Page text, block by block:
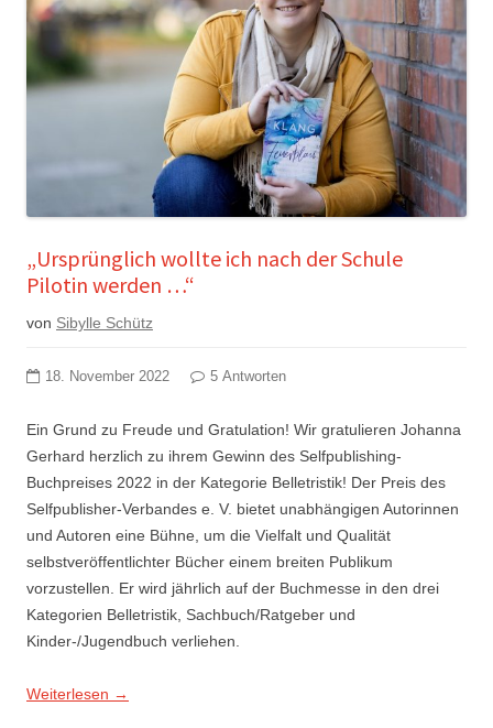
„Ursprünglich wollte ich nach der Schule
Pilotin werden …“
von Sibylle Schütz
18. November 2022 5 Antworten
Ein Grund zu Freude und Gratulation! Wir gratulieren Johanna
Gerhard herzlich zu ihrem Gewinn des Selfpublishing-
Buchpreises 2022 in der Kategorie Belletristik! Der Preis des
Selfpublisher-Verbandes e. V. bietet unabhängigen Autorinnen
und Autoren eine Bühne, um die Vielfalt und Qualität
selbstveröffentlichter Bücher einem breiten Publikum
vorzustellen. Er wird jährlich auf der Buchmesse in den drei
Kategorien Belletristik, Sachbuch/Ratgeber und
Kinder-/Jugendbuch verliehen.
Weiterlesen →